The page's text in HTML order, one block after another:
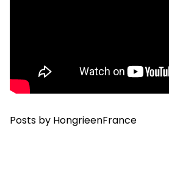
Posts by HongrieenFrance